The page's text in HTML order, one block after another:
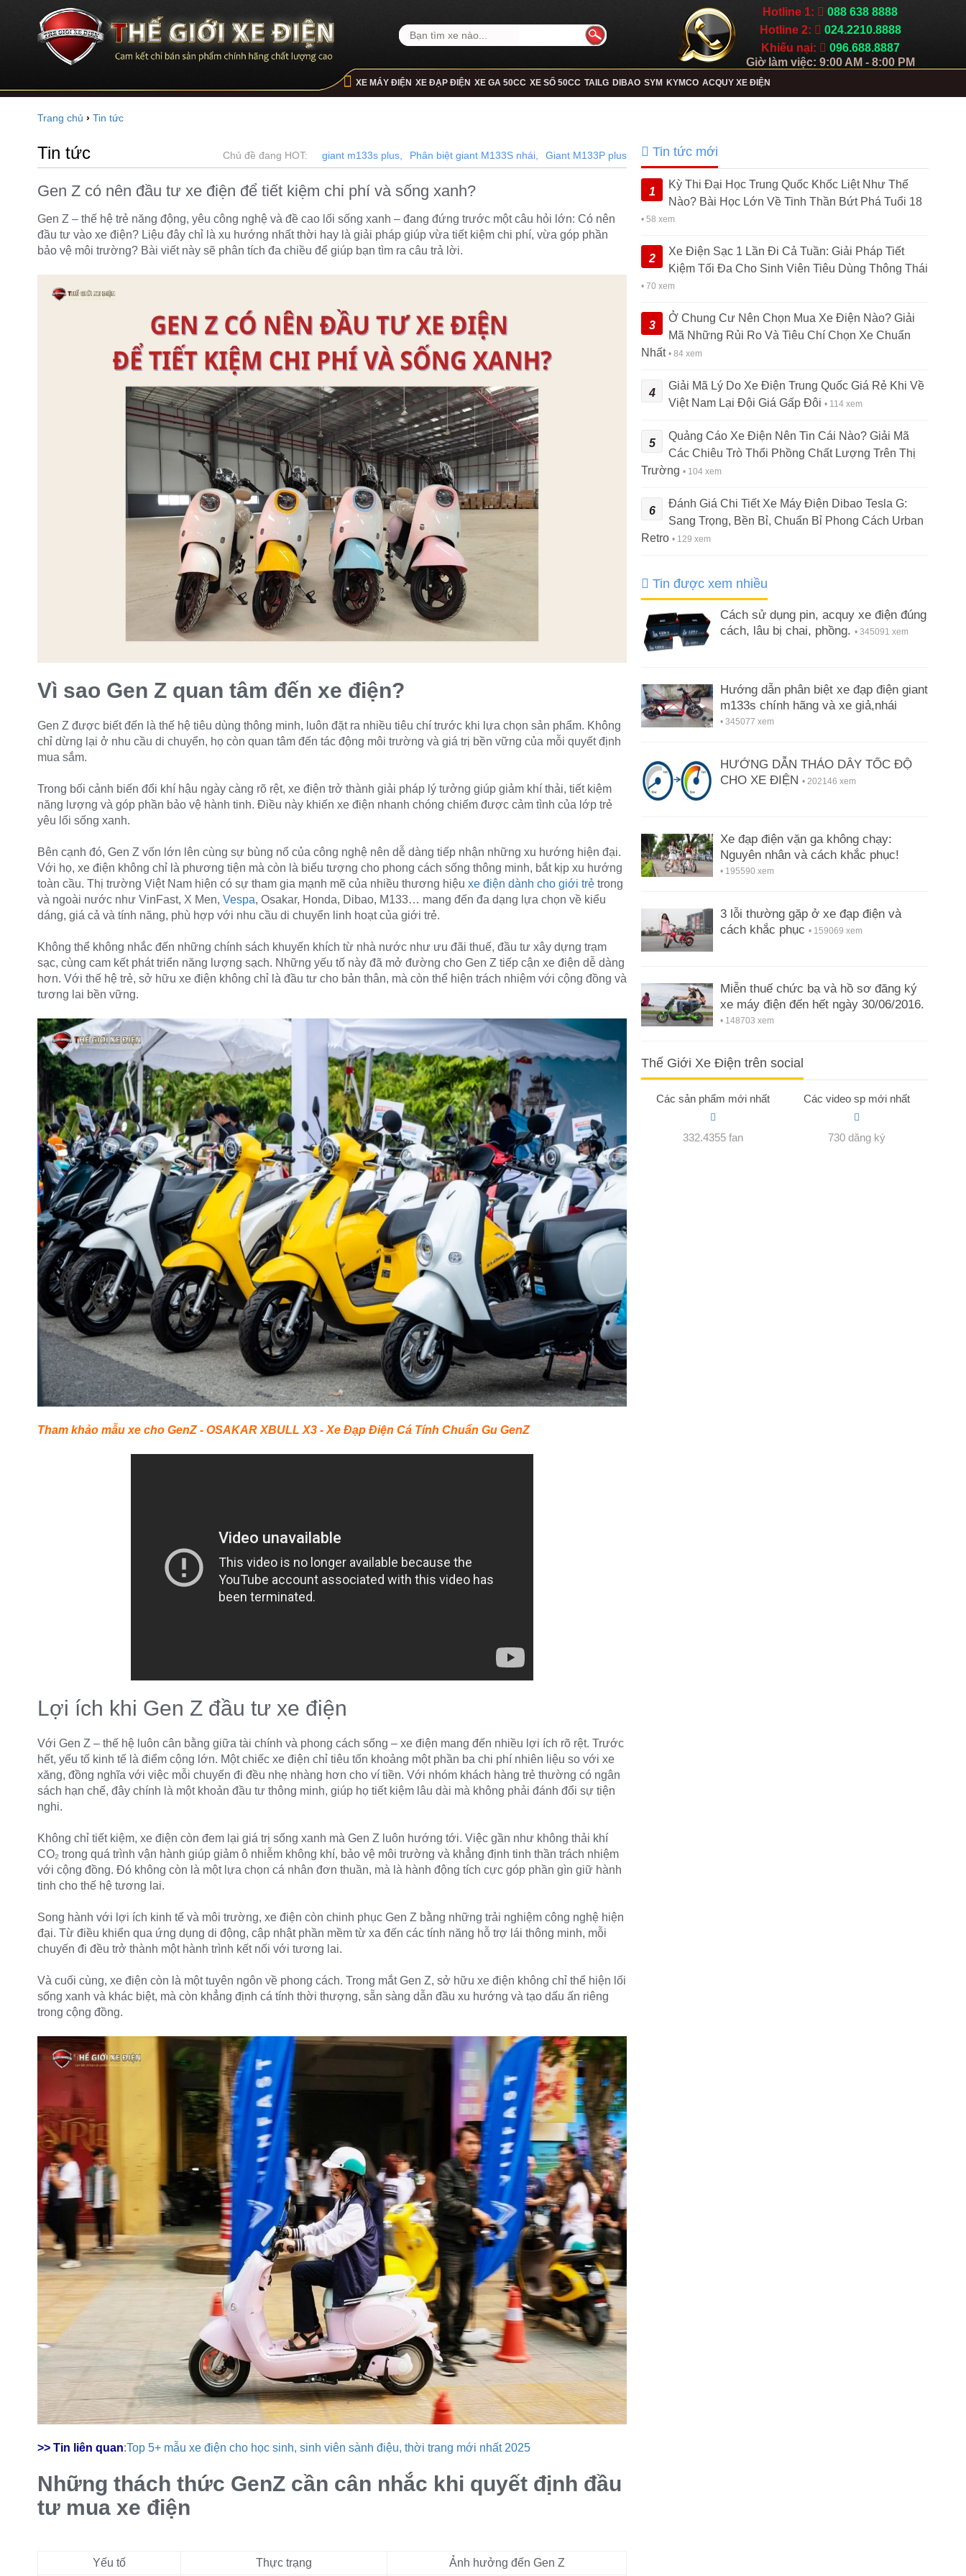
Hotline 1:
088 638 8888
Hotline 2:
024.2210.8888
Khiếu nại:
096.688.8887
Giờ làm việc: 9:00 AM - 8:00 PM
XE MÁY ĐIỆN XE ĐẠP ĐIỆN XE GA 50CC XE SỐ 50CC TAILG DIBAO SYM KYMCO ACQUY XE ĐIỆN
Trang chủ › Tin tức
Tin tức Chủ đề đang HOT: giant m133s plus, Phân biệt giant M133S nhái, Giant M133P plus
Gen Z có nên đầu tư xe điện để tiết kiệm chi phí và sống xanh?
Gen Z – thế hệ trẻ năng động, yêu công nghệ và đề cao lối sống xanh – đang đứng trước một câu hỏi lớn: Có nên
đầu tư vào xe điện? Liệu đây chỉ là xu hướng nhất thời hay là giải pháp giúp vừa tiết kiệm chi phí, vừa góp phần
bảo vệ môi trường? Bài viết này sẽ phân tích đa chiều để giúp bạn tìm ra câu trả lời.
Vì sao Gen Z quan tâm đến xe điện?
Gen Z được biết đến là thế hệ tiêu dùng thông minh, luôn đặt ra nhiều tiêu chí trước khi lựa chọn sản phẩm. Không
chỉ dừng lại ở nhu cầu di chuyển, họ còn quan tâm đến tác động môi trường và giá trị bền vững của mỗi quyết định
mua sắm.
Trong bối cảnh biến đổi khí hậu ngày càng rõ rệt, xe điện trở thành giải pháp lý tưởng giúp giảm khí thải, tiết kiệm
năng lượng và góp phần bảo vệ hành tinh. Điều này khiến xe điện nhanh chóng chiếm được cảm tình của lớp trẻ
yêu lối sống xanh.
Bên cạnh đó, Gen Z vốn lớn lên cùng sự bùng nổ của công nghệ nên dễ dàng tiếp nhận những xu hướng hiện đại.
Với họ, xe điện không chỉ là phương tiện mà còn là biểu tượng cho phong cách sống thông minh, bắt kịp xu hướng
toàn cầu. Thị trường Việt Nam hiện có sự tham gia mạnh mẽ của nhiều thương hiệu xe điện dành cho giới trẻ trong
và ngoài nước như VinFast, X Men, Vespa, Osakar, Honda, Dibao, M133… mang đến đa dạng lựa chọn về kiểu
dáng, giá cả và tính năng, phù hợp với nhu cầu di chuyển linh hoạt của giới trẻ.
Không thể không nhắc đến những chính sách khuyến khích từ nhà nước như ưu đãi thuế, đầu tư xây dựng trạm
sạc, cùng cam kết phát triển năng lượng sạch. Những yếu tố này đã mở đường cho Gen Z tiếp cận xe điện dễ dàng
hơn. Với thế hệ trẻ, sở hữu xe điện không chỉ là đầu tư cho bản thân, mà còn thể hiện trách nhiệm với cộng đồng và
tương lai bền vững.
Tham khảo mẫu xe cho GenZ - OSAKAR XBULL X3 - Xe Đạp Điện Cá Tính Chuẩn Gu GenZ
Lợi ích khi Gen Z đầu tư xe điện
Với Gen Z – thế hệ luôn cân bằng giữa tài chính và phong cách sống – xe điện mang đến nhiều lợi ích rõ rệt. Trước
hết, yếu tố kinh tế là điểm cộng lớn. Một chiếc xe điện chỉ tiêu tốn khoảng một phần ba chi phí nhiên liệu so với xe
xăng, đồng nghĩa với việc mỗi chuyến đi đều nhẹ nhàng hơn cho ví tiền. Với nhóm khách hàng trẻ thường có ngân
sách hạn chế, đây chính là một khoản đầu tư thông minh, giúp họ tiết kiệm lâu dài mà không phải đánh đổi sự tiện
nghi.
Không chỉ tiết kiệm, xe điện còn đem lại giá trị sống xanh mà Gen Z luôn hướng tới. Việc gần như không thải khí
CO₂ trong quá trình vận hành giúp giảm ô nhiễm không khí, bảo vệ môi trường và khẳng định tinh thần trách nhiệm
với cộng đồng. Đó không còn là một lựa chọn cá nhân đơn thuần, mà là hành động tích cực góp phần gìn giữ hành
tinh cho thế hệ tương lai.
Song hành với lợi ích kinh tế và môi trường, xe điện còn chinh phục Gen Z bằng những trải nghiệm công nghệ hiện
đại. Từ điều khiển qua ứng dụng di động, cập nhật phần mềm từ xa đến các tính năng hỗ trợ lái thông minh, mỗi
chuyến đi đều trở thành một hành trình kết nối với tương lai.
Và cuối cùng, xe điện còn là một tuyên ngôn về phong cách. Trong mắt Gen Z, sở hữu xe điện không chỉ thể hiện lối
sống xanh và khác biệt, mà còn khẳng định cá tính thời thượng, sẵn sàng dẫn đầu xu hướng và tạo dấu ấn riêng
trong cộng đồng.
>> Tin liên quan:Top 5+ mẫu xe điện cho học sinh, sinh viên sành điệu, thời trang mới nhất 2025
Những thách thức GenZ cần cân nhắc khi quyết định đầu
tư mua xe điện
Yếu tố Thực trạng Ảnh hưởng đến Gen Z
Tin tức mới
1
Kỳ Thi Đại Học Trung Quốc Khốc Liệt Như Thế
Nào? Bài Học Lớn Về Tinh Thần Bứt Phá Tuổi 18
• 58 xem
2
Xe Điện Sạc 1 Lần Đi Cả Tuần: Giải Pháp Tiết
Kiệm Tối Đa Cho Sinh Viên Tiêu Dùng Thông Thái
• 70 xem
3
Ở Chung Cư Nên Chọn Mua Xe Điện Nào? Giải
Mã Những Rủi Ro Và Tiêu Chí Chọn Xe Chuẩn
Nhất • 84 xem
4
Giải Mã Lý Do Xe Điện Trung Quốc Giá Rẻ Khi Về
Việt Nam Lại Đội Giá Gấp Đôi • 114 xem
5
Quảng Cáo Xe Điện Nên Tin Cái Nào? Giải Mã
Các Chiêu Trò Thổi Phồng Chất Lượng Trên Thị
Trường • 104 xem
6
Đánh Giá Chi Tiết Xe Máy Điện Dibao Tesla G:
Sang Trọng, Bền Bỉ, Chuẩn Bỉ Phong Cách Urban
Retro • 129 xem
Tin được xem nhiều
Cách sử dụng pin, acquy xe điện đúng
cách, lâu bị chai, phồng. • 345091 xem
Hướng dẫn phân biệt xe đạp điện giant
m133s chính hãng và xe giả,nhái
• 345077 xem
HƯỚNG DẪN THÁO DÂY TỐC ĐỘ
CHO XE ĐIỆN • 202146 xem
Xe đạp điện vặn ga không chạy:
Nguyên nhân và cách khắc phục!
• 195590 xem
3 lỗi thường gặp ở xe đạp điện và
cách khắc phục • 159069 xem
Miễn thuế chức bạ và hồ sơ đăng ký
xe máy điện đến hết ngày 30/06/2016.
• 148703 xem
Thế Giới Xe Điện trên social
Các sản phẩm mới nhất
332.4355 fan
Các video sp mới nhất
730 dăng ký